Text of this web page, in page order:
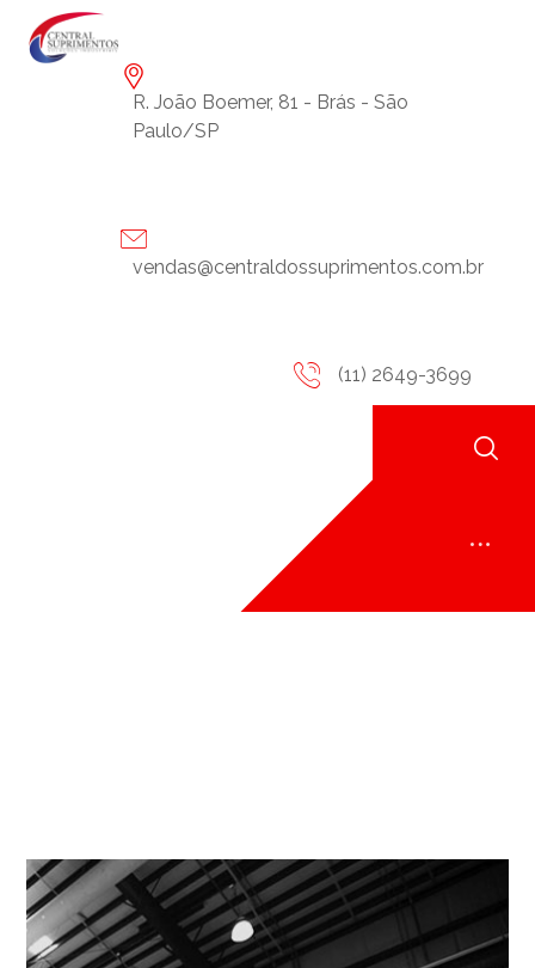
R. João Boemer, 81 - Brás - São
Paulo/SP
vendas@centraldossuprimentos.com.br
(11) 2649-3699